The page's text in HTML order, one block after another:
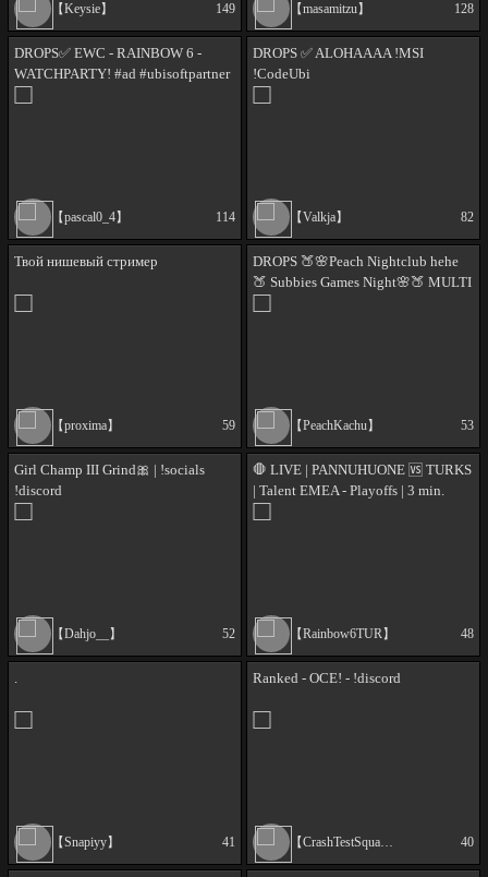
【Keysie】 149 【masamitzu】 128
DROPS✅️ EWC - RAINBOW 6 -
WATCHPARTY! #ad #ubisoftpartner
【pascal0_4】 114
DROPS ✅ ALOHAAAA !MSI
!CodeUbi
【Valkja】 82
Твой нишевый стример
【proxima】 59
DROPS 🍑🌸Peach Nightclub hehe
🍑 Subbies Games Night🌸🍑 MULTI
【PeachKachu】 53
Girl Champ III Grind🎀 | !socials
!discord
【Dahjo__】 52
🛑 LIVE | PANNUHUONE 🆚 TURKS
| Talent EMEA - Playoffs | 3 min.
【Rainbow6TUR】 48
.
【Snapiyy】 41
Ranked - OCE! - !discord
【CrashTestSquad】 40